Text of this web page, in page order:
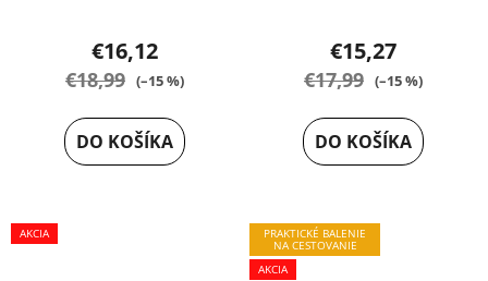
€16,12
€18,99 (–15 %)
DO KOŠÍKA
hodnotenie
produktu
je
5,0
hviezdičiek.
€15,27
€17,99 (–15 %)
DO KOŠÍKA
AKCIA PRAKTICKÉ BALENIE
NA CESTOVANIE
AKCIA